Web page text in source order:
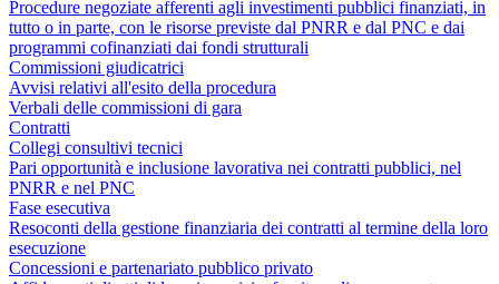
Procedure negoziate afferenti agli investimenti pubblici finanziati, in
tutto o in parte, con le risorse previste dal PNRR e dal PNC e dai
programmi cofinanziati dai fondi strutturali
Commissioni giudicatrici
Avvisi relativi all'esito della procedura
Verbali delle commissioni di gara
Contratti
Collegi consultivi tecnici
Pari opportunità e inclusione lavorativa nei contratti pubblici, nel
PNRR e nel PNC
Fase esecutiva
Resoconti della gestione finanziaria dei contratti al termine della loro
esecuzione
Concessioni e partenariato pubblico privato